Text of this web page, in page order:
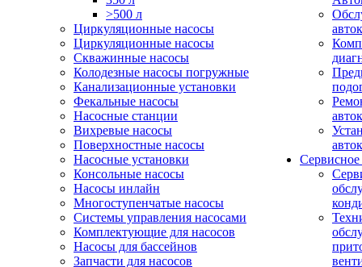
>500 л
Циркуляционные насосы
Циркуляционные насосы
Скважинные насосы
Колодезные насосы погружные
Канализационные установки
Фекальные насосы
Насосные станции
Вихревые насосы
Поверхностные насосы
Насосные установки
Консольные насосы
Насосы инлайн
Многоступенчатые насосы
Системы управления насосами
Комплектующие для насосов
Насосы для бассейнов
Запчасти для насосов